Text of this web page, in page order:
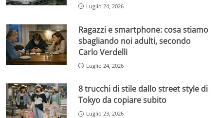
Luglio 24, 2026
Ragazzi e smartphone: cosa stiamo
sbagliando noi adulti, secondo
Carlo Verdelli
Luglio 24, 2026
8 trucchi di stile dallo street style di
Tokyo da copiare subito
Luglio 23, 2026